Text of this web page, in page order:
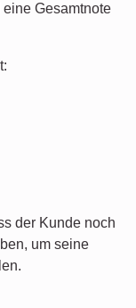
Gesamtnote
der Kunde noch
um seine